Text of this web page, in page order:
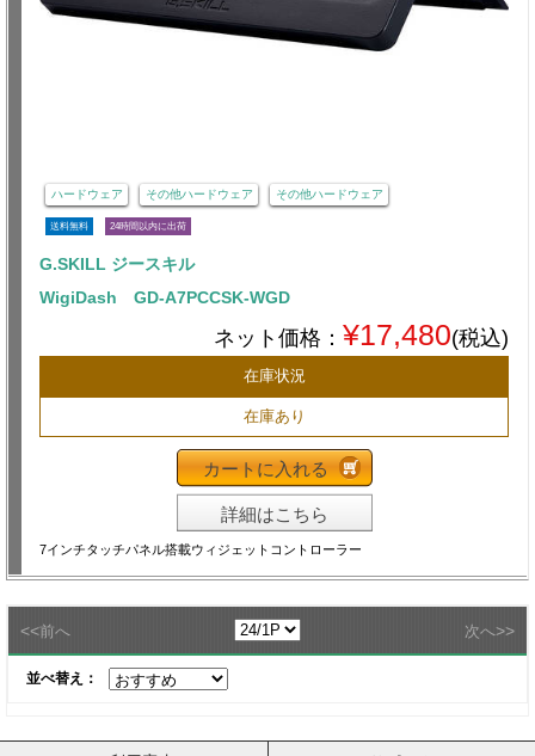
ハードウェア その他ハードウェア その他ハードウェア
送料無料 24時間以内に出荷
G.SKILL ジースキル
WigiDash GD-A7PCCSK-WGD
ネット価格： ¥17,480(税込)
在庫状況
在庫あり
カートに入れる
詳細はこちら
7インチタッチパネル搭載ウィジェットコントローラー
<<前へ 次へ>>
並べ替え：